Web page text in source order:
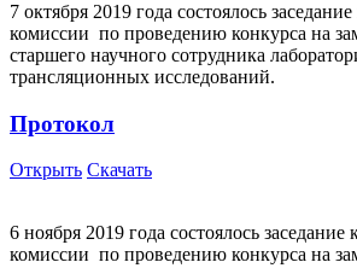
7 октября 2019 года состоялось
комиссии по проведению конкурса на
старшего научного сотрудника
трансляционных исследований.
Протокол
Открыть Скачать
6 ноября 2019 года состоялось заседание
комиссии по проведению конкурса на